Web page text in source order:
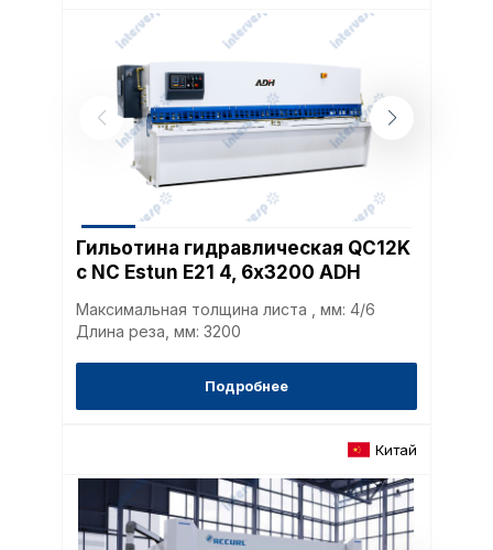
Гильотина гидравлическая QC12K
с NC Estun E21 4, 6х3200 ADH
Максимальная толщина листа , мм: 4/6
Длина реза, мм: 3200
Подробнее
Китай